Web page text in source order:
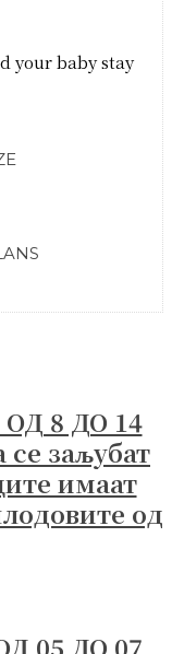
your baby stay
8 ДО 14
заљубат
имаат
од
05 ДО 07